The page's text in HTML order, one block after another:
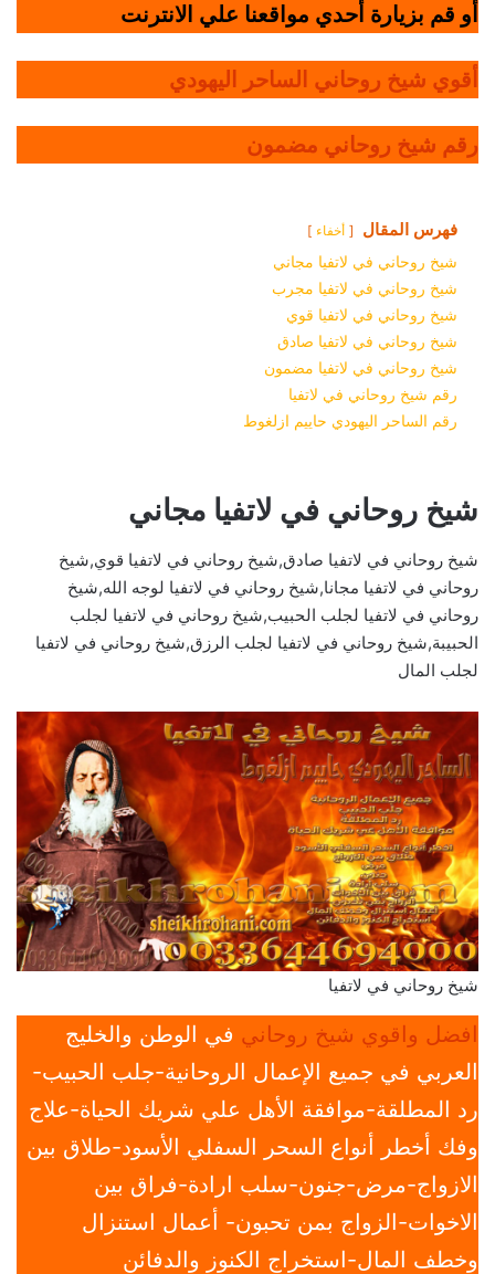
أو قم بزيارة أحدي مواقعنا علي الانترنت
أقوي شيخ روحاني الساحر اليهودي
رقم شيخ روحاني مضمون
فهرس المقال أخفاء
شيخ روحاني في لاتفيا مجاني
شيخ روحاني في لاتفيا مجرب
شيخ روحاني في لاتفيا قوي
شيخ روحاني في لاتفيا صادق
شيخ روحاني في لاتفيا مضمون
رقم شيخ روحاني في لاتفيا
رقم الساحر اليهودي حاييم ازلغوط
شيخ روحاني في لاتفيا مجاني
شيخ روحاني في لاتفيا صادق,شيخ روحاني في لاتفيا قوي,شيخ
روحاني في لاتفيا مجانا,شيخ روحاني في لاتفيا لوجه الله,شيخ
روحاني في لاتفيا لجلب الحبيب,شيخ روحاني في لاتفيا لجلب
الحبيبة,شيخ روحاني في لاتفيا لجلب الرزق,شيخ روحاني في لاتفيا
لجلب المال
شيخ روحاني في لاتفيا
افضل واقوي شيخ روحاني في الوطن والخليج
العربي في جميع الإعمال الروحانية-جلب الحبيب-
رد المطلقة-موافقة الأهل علي شريك الحياة-علاج
وفك أخطر أنواع السحر السفلي الأسود-طلاق بين
الازواج-مرض-جنون-سلب ارادة-فراق بين
الاخوات-الزواج بمن تحبون- أعمال استنزال
وخطف المال-استخراج الكنوز والدفائن